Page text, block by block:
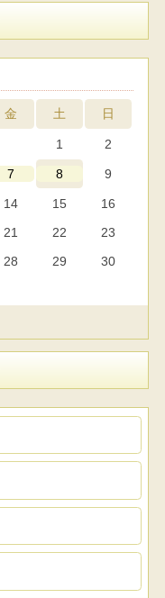
金 土 日
1 2
7 8 9
14 15
16
21 22
23
28 29
30